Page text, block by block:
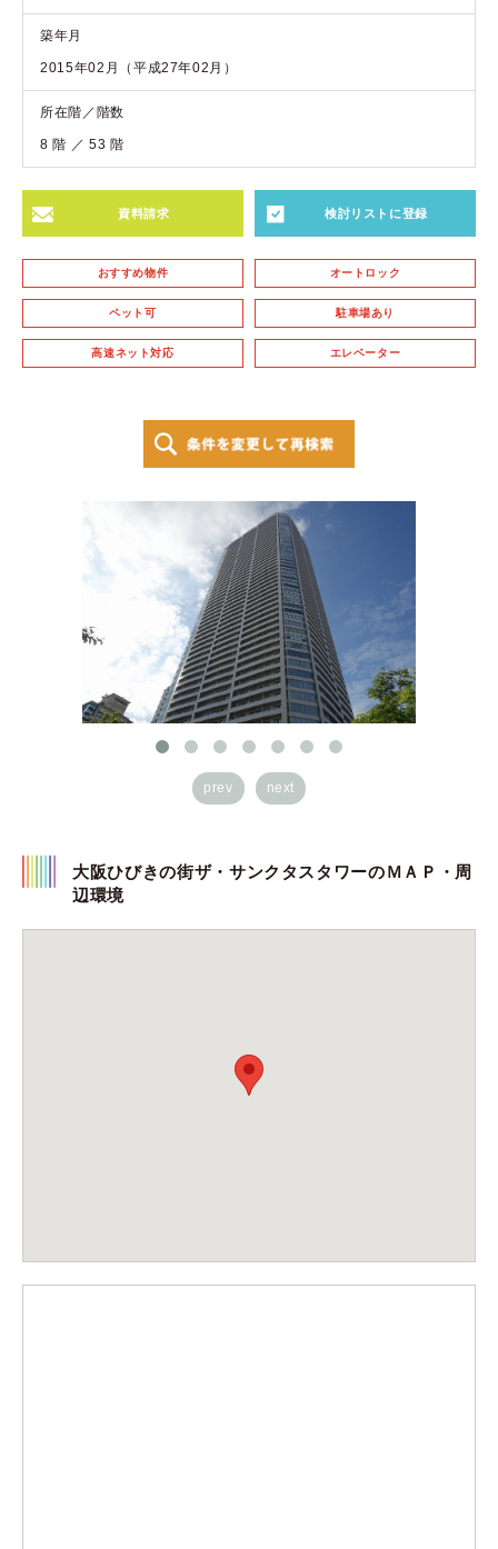
築年月
2015年02月（平成27年02月）
所在階／階数
8 階 ／ 53 階
資料請求 検討リストに登録
おすすめ物件 オートロック
ペット可 駐車場あり
高速ネット対応 エレベーター
prev next
大阪ひびきの街ザ・サンクタスタワーのＭＡＰ・周
辺環境